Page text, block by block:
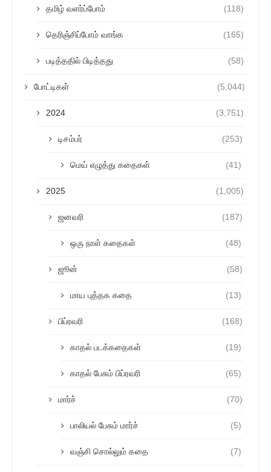
தமிழ் வளர்ப்போம் (118)
தெரிஞ்சிப்போம் வாங்க (165)
படித்ததில் பிடித்தது (58)
போட்டிகள் (5,044)
2024 (3,751)
டிசம்பர் (253)
மெய் எழுத்து கதைகள் (41)
2025 (1,005)
ஜனவரி (187)
ஒரு நாள் கதைகள் (48)
ஜூன் (58)
மாய புத்தக கதை (13)
பிப்ரவரி (168)
காதல் படக்கதைகள் (19)
காதல் பேசும் பிப்ரவரி (65)
மார்ச் (70)
பாலியல் பேசும் மார்ச் (5)
வஞ்சி சொல்லும் கதை (7)